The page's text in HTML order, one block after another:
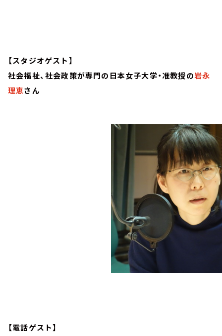
【スタジオゲスト】
社会福祉、社会政策が専門の日本女子大学・准教授の岩永
理恵さん
【電話ゲスト】